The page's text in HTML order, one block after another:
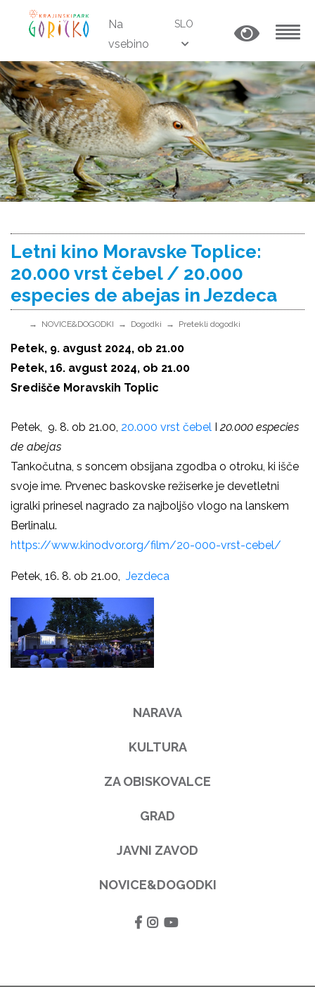
Na
vsebino
SLO
Letni kino Moravske Toplice:
20.000 vrst čebel / 20.000
especies de abejas in Jezdeca
NOVICE&DOGODKI Dogodki Pretekli dogodki
Petek, 9. avgust 2024, ob 21.00
Petek, 16. avgust 2024, ob 21.00
Središče Moravskih Toplic
Petek, 9. 8. ob 21.00, 20.000 vrst čebel I20.000 especies
de abejas
Tankočutna, s soncem obsijana zgodba o otroku, ki išče
svoje ime. Prvenec baskovske režiserke je devetletni
igralki prinesel nagrado za najboljšo vlogo na lanskem
Berlinalu.
https://www.kinodvor.org/film/20-000-vrst-cebel/
Petek, 16. 8. ob 21.00, Jezdeca
NARAVA
KULTURA
ZA OBISKOVALCE
GRAD
JAVNI ZAVOD
NOVICE&DOGODKI